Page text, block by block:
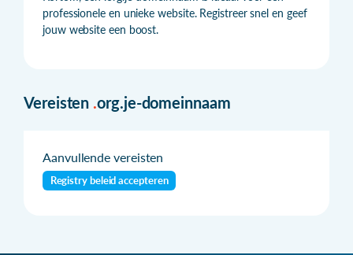
professionele en unieke website. Registreer snel en geef
jouw website een boost.
Vereisten .org.je-domeinnaam
Aanvullende vereisten
Registry beleid accepteren